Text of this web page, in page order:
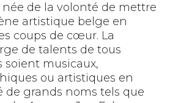
née de la volonté de mettre
artistique belge en
coups de cœur. La
de talents de tous
soient musicaux,
ou artistiques en
de grands noms tels que